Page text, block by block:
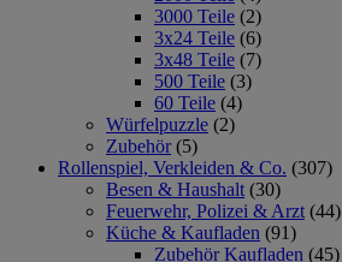
3000 Teile (2)
3x24 Teile (6)
3x48 Teile (7)
500 Teile (3)
60 Teile (4)
Würfelpuzzle (2)
Zubehör (5)
Rollenspiel, Verkleiden & Co. (307)
Besen & Haushalt (30)
Feuerwehr, Polizei & Arzt (44)
Küche & Kaufladen (91)
Zubehör Kaufladen (45)